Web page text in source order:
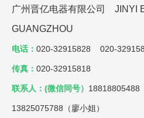
广州晋亿电器有限公司 JINYI
GUANGZHOU
电话： 020-32915828 020-
传真： 020-32915818
联系人：(微信同号） 18818805488
13825075788（廖小姐）